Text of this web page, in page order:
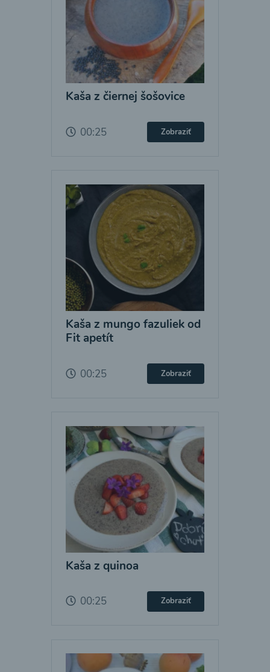
Kaša z čiernej šošovice
00:25 Zobraziť
Kaša z mungo fazuliek od
Fit apetít
00:25 Zobraziť
Kaša z quinoa
00:25 Zobraziť